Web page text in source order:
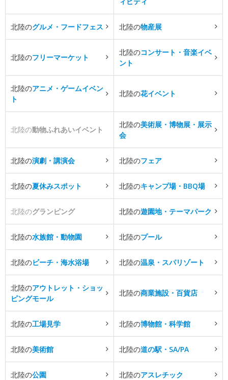
北陸のグルメ・フードフェス 北陸の物産展
北陸のフリーマーケット
北陸のコンサート・音楽イベ
ント
北陸のアニメ・ゲームイベン
ト
北陸の花イベント
北陸の動物ふれあいイベント
北陸の美術展・博物展・展示
会
北陸の演劇・講演会 北陸のフェア
北陸の夏休みスポット 北陸のキャンプ場・BBQ場
北陸のグランピング 北陸の遊園地・テーマパーク
北陸の水族館・動物園 北陸のプール
北陸のビーチ・海水浴場 北陸の温泉・スパリゾート
北陸のアウトレット・ショッ
ピングモール
北陸の商業施設・百貨店
北陸の工場見学 北陸の博物館・科学館
北陸の美術館 北陸の道の駅・SA/PA
北陸の公園 北陸のアスレチック